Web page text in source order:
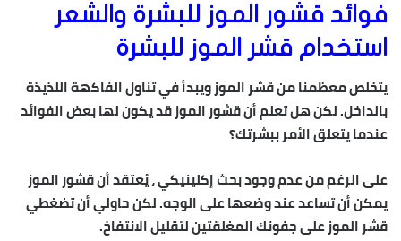
فوائد قشور الموز للبشرة والشعر
استخدام قشر الموز للبشرة
يتخلص معظمنا من قشر الموز ويبدأ في تناول الفاكهة اللذيذة
بالداخل. لكن هل تعلم أن قشور الموز قد يكون لها بعض الفوائد
عندما يتعلق الأمر ببشرتك؟
على الرغم من عدم وجود بحث إكلينيكي ، يُعتقد أن قشور الموز
يمكن أن تساعد عند وضعها على الوجه. لكن حاولي أن تضغطي
قشر الموز على جفونك المغلقتين لتقليل الانتفاخ.